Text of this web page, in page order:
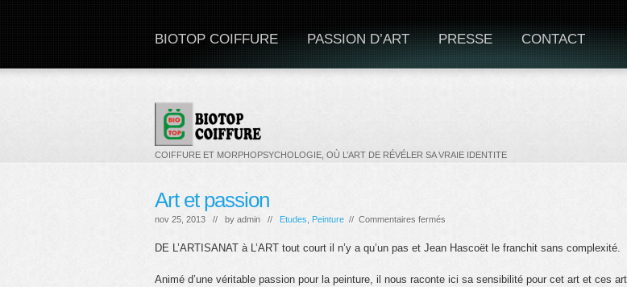
COIFFURE ET MORPHOPSYCHOLOGIE, OÙ L’ART DE RÉVÉLER SA VRAIE IDENTITE
BIOTOP COIFFURE PASSION D’ART PRESSE CONTACT
Art et passion
nov 25, 2013 // by admin // Etudes Peinture // Commentaires fermés
DE L’ARTISANAT à L’ART tout court il n’y a qu’un pas et Jean Hascoët le franchit sans complexité.
Animé d’une véritable passion pour la peinture, il nous raconte ici sa sensibilité pour cet art et ces